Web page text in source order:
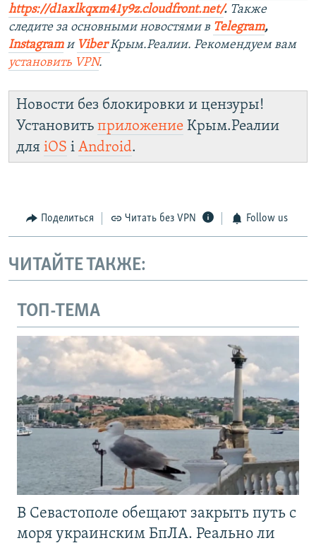
https://d1axlkqxm41y9z.cloudfront.net/. ​ Также
следите за основными новостями в Telegram,
Instagram и ViberКрым.Реалии. Рекомендуем вам
установить VPN.
Новости без блокировки и цензуры!
Установить приложение Крым.Реалии
для iOS і Android.
Поделиться Читать без VPN Follow us
ЧИТАЙТЕ ТАКЖЕ:
ТОП-ТЕМА
В Севастополе обещают закрыть путь с
моря украинским БпЛА. Реально ли